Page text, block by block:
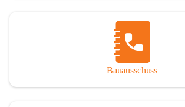
Bauausschuss